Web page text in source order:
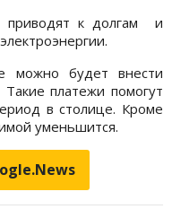
приводят к долгам и
можно будет внести
платежи помогут
в столице. Кроме
уменьшится.